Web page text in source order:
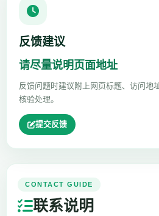
反馈建议
请尽量说明页面地址
反馈问题时建议附上网页标题、访问地
核验处理。
提交反馈
CONTACT GUIDE
联系说明